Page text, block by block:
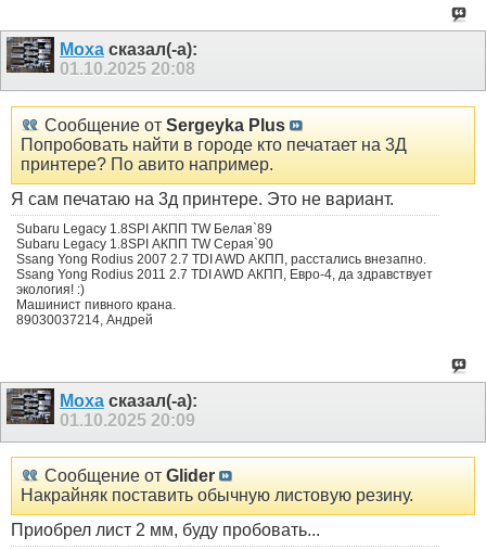
Moxa сказал(-а):
01.10.2025 20:08
Сообщение от Sergeyka Plus
Попробовать найти в городе кто печатает на 3Д
принтере? По авито например.
Я сам печатаю на 3д принтере. Это не вариант.
Subaru Legacy 1.8SPI АКПП TW Белая`89
Subaru Legacy 1.8SPI АКПП TW Серая`90
Ssang Yong Rodius 2007 2.7 TDI AWD АКПП, расстались внезапно.
Ssang Yong Rodius 2011 2.7 TDI AWD АКПП, Евро-4, да здравствует
экология! :)
Машинист пивного крана.
89030037214, Андрей
Moxa сказал(-а):
01.10.2025 20:09
Сообщение от Glider
Накрайняк поставить обычную листовую резину.
Приобрел лист 2 мм, буду пробовать...